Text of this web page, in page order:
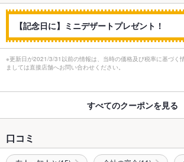
【記念日に】ミニデザートプレゼント！
※更新日が2021/3/31以前の情報は、当時の価格及び税率に基づく
ましては直接店舗へお問い合わせください。
すべてのクーポンを見る
口コミ